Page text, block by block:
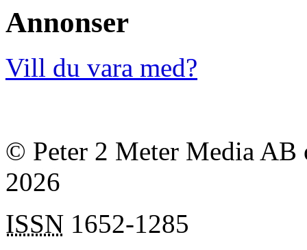
Annonser
Vill du vara med?
© Peter 2 Meter Media AB
2026
ISSN 1652-1285